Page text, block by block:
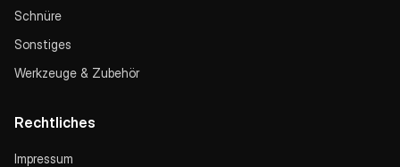
Schnüre
Sonstiges
Werkzeuge & Zubehör
Rechtliches
Impressum